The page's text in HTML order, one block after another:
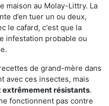
maison au Molay-Littry. La
d’en tuer un ou deux,
le cafard, c'est que la
infestation probable ou
de grand-mère dans
avec ces insectes, mais
extrêmement résistants.
fonctionnent pas contre